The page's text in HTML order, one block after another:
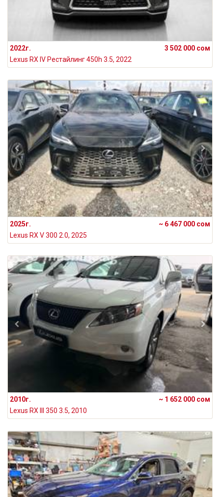
2022г.
3 502 000 сом
Lexus RX IV Рестайлинг 450h 3.5, 2022
2025г.
~ 6 467 000 сом
Lexus RX V 300 2.0, 2025
2010г.
~ 1 652 000 сом
Lexus RX III 350 3.5, 2010